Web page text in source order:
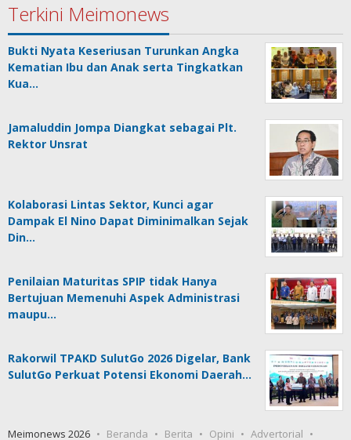
Terkini Meimonews
Bukti Nyata Keseriusan Turunkan Angka
Kematian Ibu dan Anak serta Tingkatkan
Kua…
Jamaluddin Jompa Diangkat sebagai Plt.
Rektor Unsrat
Kolaborasi Lintas Sektor, Kunci agar
Dampak El Nino Dapat Diminimalkan Sejak
Din…
Penilaian Maturitas SPIP tidak Hanya
Bertujuan Memenuhi Aspek Administrasi
maupu…
Rakorwil TPAKD SulutGo 2026 Digelar, Bank
SulutGo Perkuat Potensi Ekonomi Daerah…
Meimonews 2026 Beranda Berita Opini Advertorial